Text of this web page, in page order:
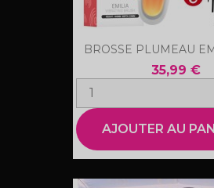
BROSSE PLUMEAU
35,99 €
AJOUTER AU